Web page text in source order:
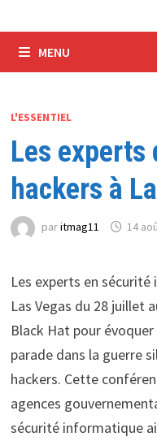
MENU
L'ESSENTIEL
Les experts
hackers à
paritmag11 14
Les experts en
Las Vegas du 28 juillet
Black Hat pour
parade dans la guerre
hackers. Cette
agences
sécurité informatique